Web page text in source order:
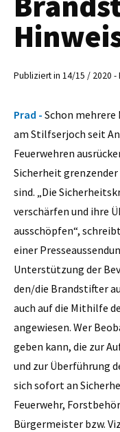
Publiziert in 14/15 / 2020 -
Prad - Schon mehrere
am Stilfserjoch seit
Feuerwehren
Sicherheit
sind. „Die
verschärfen und ihre
ausschöpfen“,
einer
Unterstützung der
den/die Brandstifter
auch auf die Mithilfe
angewiesen. Wer
geben kann, die zur
und zur Überführung
sich sofort an
Feuerwehr,
Bürgermeister bzw.